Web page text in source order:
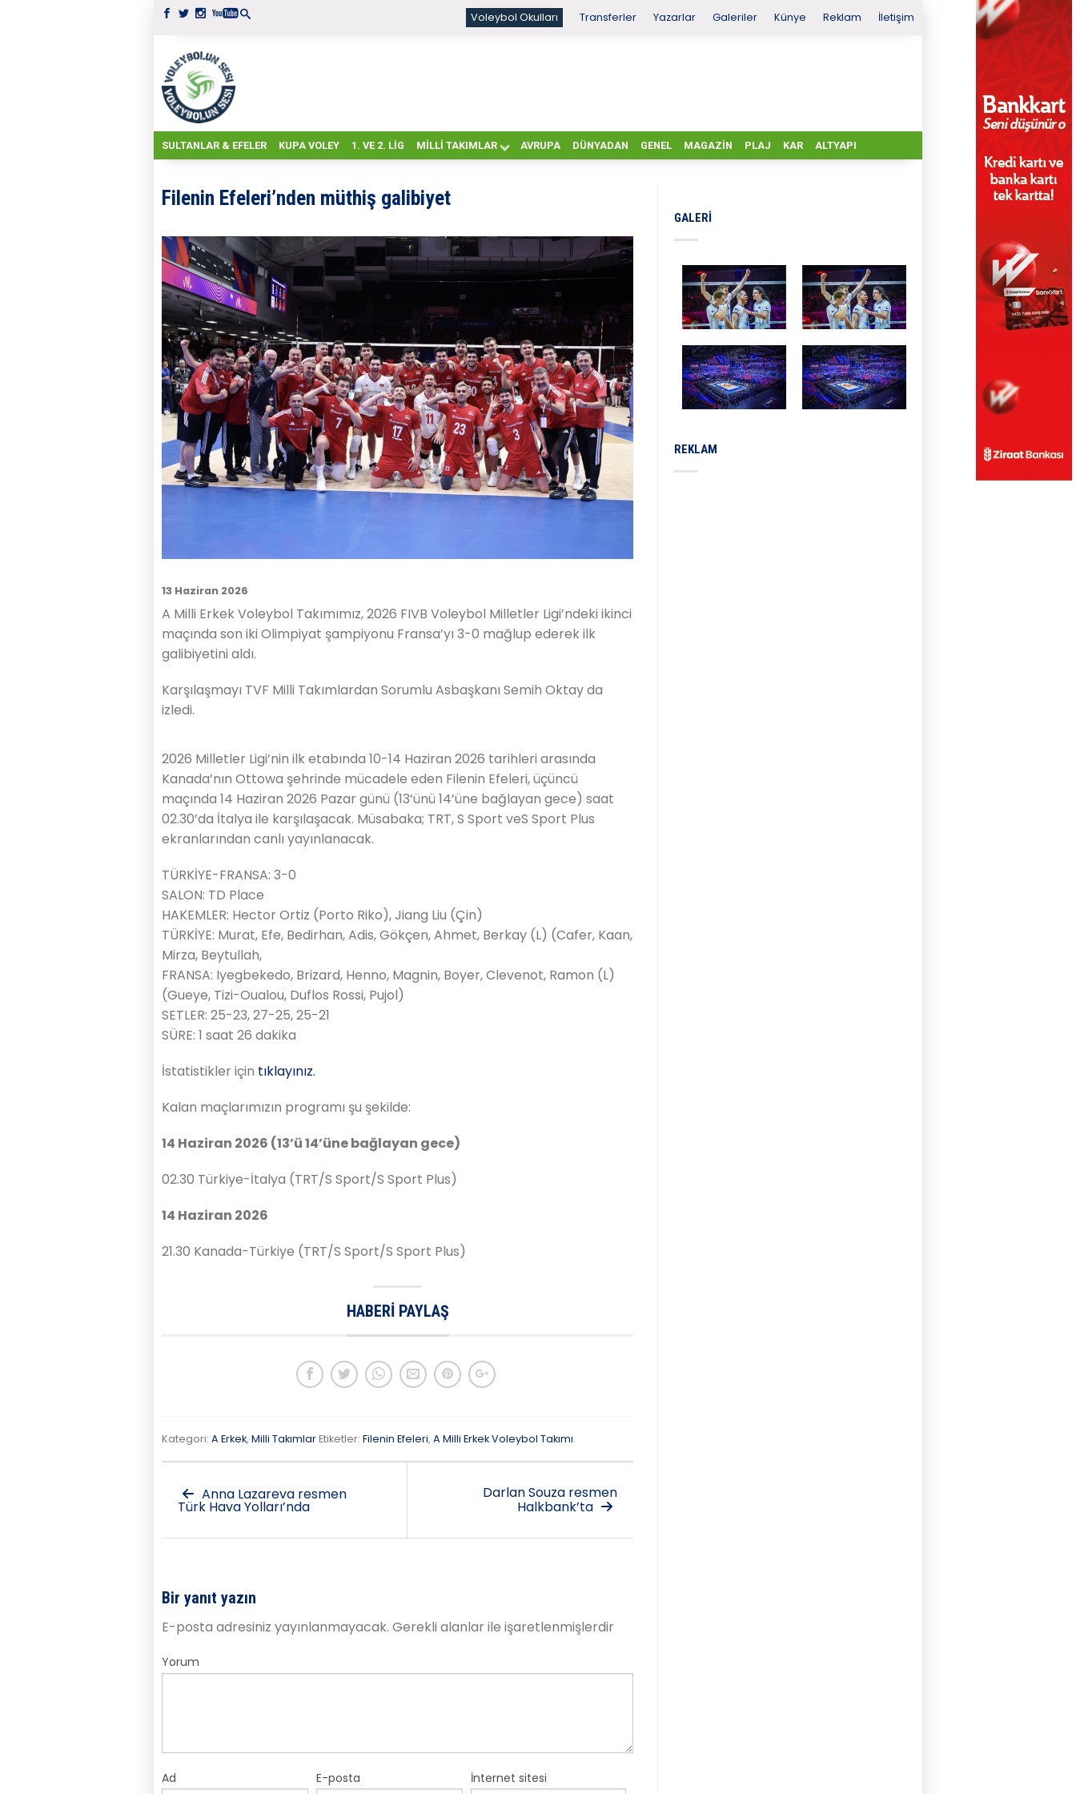
Voleybol Okulları Transferler Yazarlar Galeriler Künye Reklam İletişim
SULTANLAR & EFELER KUPA VOLEY 1. VE 2. LIG MILLI TAKIMLAR AVRUPA DÜNYADAN GENEL MAGAZIN PLAJ KAR ALTYAPI
Filenin Efeleri’nden müthiş galibiyet
13 Haziran 2026
A Milli Erkek Voleybol Takımımız, 2026 FIVB Voleybol Milletler Ligi’ndeki ikinci
maçında son iki Olimpiyat şampiyonu Fransa’yı 3-0 mağlup ederek ilk
galibiyetini aldı.
Karşılaşmayı TVF Milli Takımlardan Sorumlu Asbaşkanı Semih Oktay da
izledi.
2026 Milletler Ligi’nin ilk etabında 10-14 Haziran 2026 tarihleri arasında
Kanada’nın Ottowa şehrinde mücadele eden Filenin Efeleri, üçüncü
maçında 14 Haziran 2026 Pazar günü (13’ünü 14’üne bağlayan gece) saat
02.30’da İtalya ile karşılaşacak. Müsabaka; TRT, S Sport veS Sport Plus
ekranlarından canlı yayınlanacak.
TÜRKİYE-FRANSA: 3-0
SALON: TD Place
HAKEMLER: Hector Ortiz (Porto Riko), Jiang Liu (Çin)
TÜRKİYE: Murat, Efe, Bedirhan, Adis, Gökçen, Ahmet, Berkay (L) (Cafer, Kaan,
Mirza, Beytullah,
FRANSA: Iyegbekedo, Brizard, Henno, Magnin, Boyer, Clevenot, Ramon (L)
(Gueye, Tizi-Oualou, Duflos Rossi, Pujol)
SETLER: 25-23, 27-25, 25-21
SÜRE: 1 saat 26 dakika
İstatistikler için tıklayınız.
Kalan maçlarımızın programı şu şekilde:
14 Haziran 2026 (13’ü 14’üne bağlayan gece)
02.30 Türkiye-İtalya (TRT/S Sport/S Sport Plus)
14 Haziran 2026
21.30 Kanada-Türkiye (TRT/S Sport/S Sport Plus)
HABERI PAYLAŞ
Kategori: A Erkek, Milli TakımlarEtiketler: Filenin Efeleri, A Milli Erkek Voleybol Takımı.
Anna Lazareva resmen
Türk Hava Yolları’nda
Darlan Souza resmen
Halkbank’ta
Bir yanıt yazın
E-posta adresiniz yayınlanmayacak. Gerekli alanlar ile işaretlenmişlerdir
Yorum
Ad E-posta İnternet sitesi
GALERI
REKLAM